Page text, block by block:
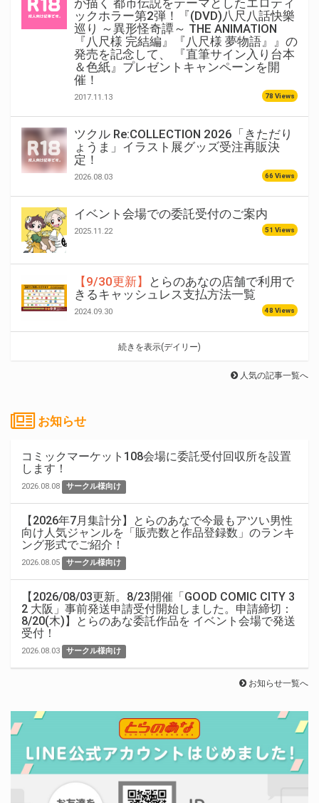
ックホラー第2弾！『(DVD)八尺八話快樂
巡り ～異形怪奇譚～ THE ANIMATION
『八尺様 完結編』『八尺様 夢物語』』の
発売を記念して、 『直筆サイン入り台本
＆色紙』プレゼントキャンペーンを開
催！
2017.11.13 78 Views
ツクル Re:COLLECTION 2026「きただり
ょうま」イラスト展グッズ受注再販決
定！
2026.08.03 66 Views
イベント会場での委託受付のご案内
2025.11.22 51 Views
【9/30更新】
とらのあなの店舗で利用で
きるキャッシュレス支払方法一覧
2024.09.30 48 Views
続きを表示(デイリー)
人気の記事一覧へ
お知らせ
コミックマーケット108会場に委託受付回収所を設置
します！
2026.08.08 サークル様向け
【2026年7月集計分】とらのあなで今最もアツい男性
向け人気ジャンルを「販売数と作品登録数」のランキ
ング形式でご紹介！
2026.08.05 サークル様向け
【2026/08/03更新。8/23開催「GOOD COMIC CITY 3
2 大阪」事前発送申請受付開始しました。申請締切：
8/20(木)】とらのあな委託作品を イベント会場で発送
受付！
2026.08.03 サークル様向け
お知らせ一覧へ